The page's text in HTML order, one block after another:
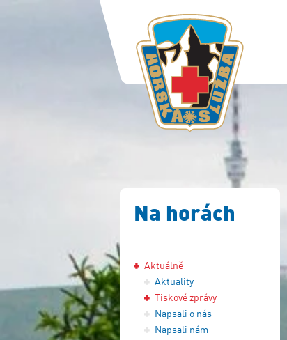
Na horách
Aktuálně
Aktuality
Tiskové zprávy
Napsali o nás
Napsali nám